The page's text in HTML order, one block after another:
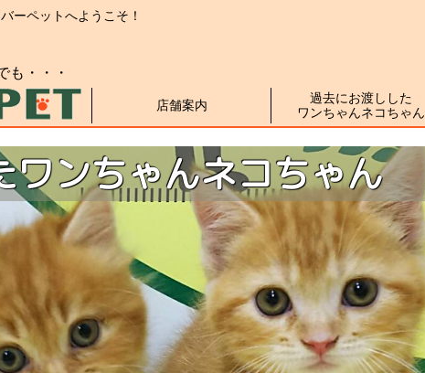
ーペットへようこそ！
も・・・
店舗案内
過去にお渡しした
ワンちゃんネコちゃん
ワンちゃんネコちゃん